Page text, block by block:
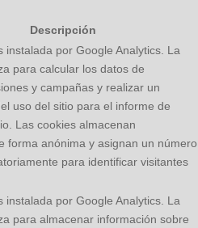
Descripción
instalada por Google Analytics. La
para calcular los datos de
y campañas y realizar un
uso del sitio para el informe de
Las cookies almacenan
forma anónima y asignan un número
para identificar visitantes
instalada por Google Analytics. La
para almacenar información sobre